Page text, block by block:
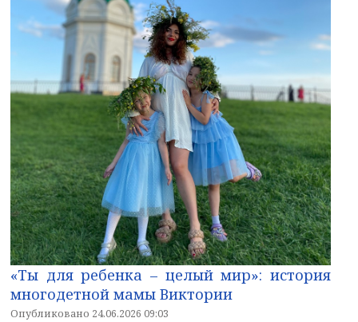
«Ты для ребенка – целый мир»: история
многодетной мамы Виктории
Опубликовано 24.06.2026 09:03